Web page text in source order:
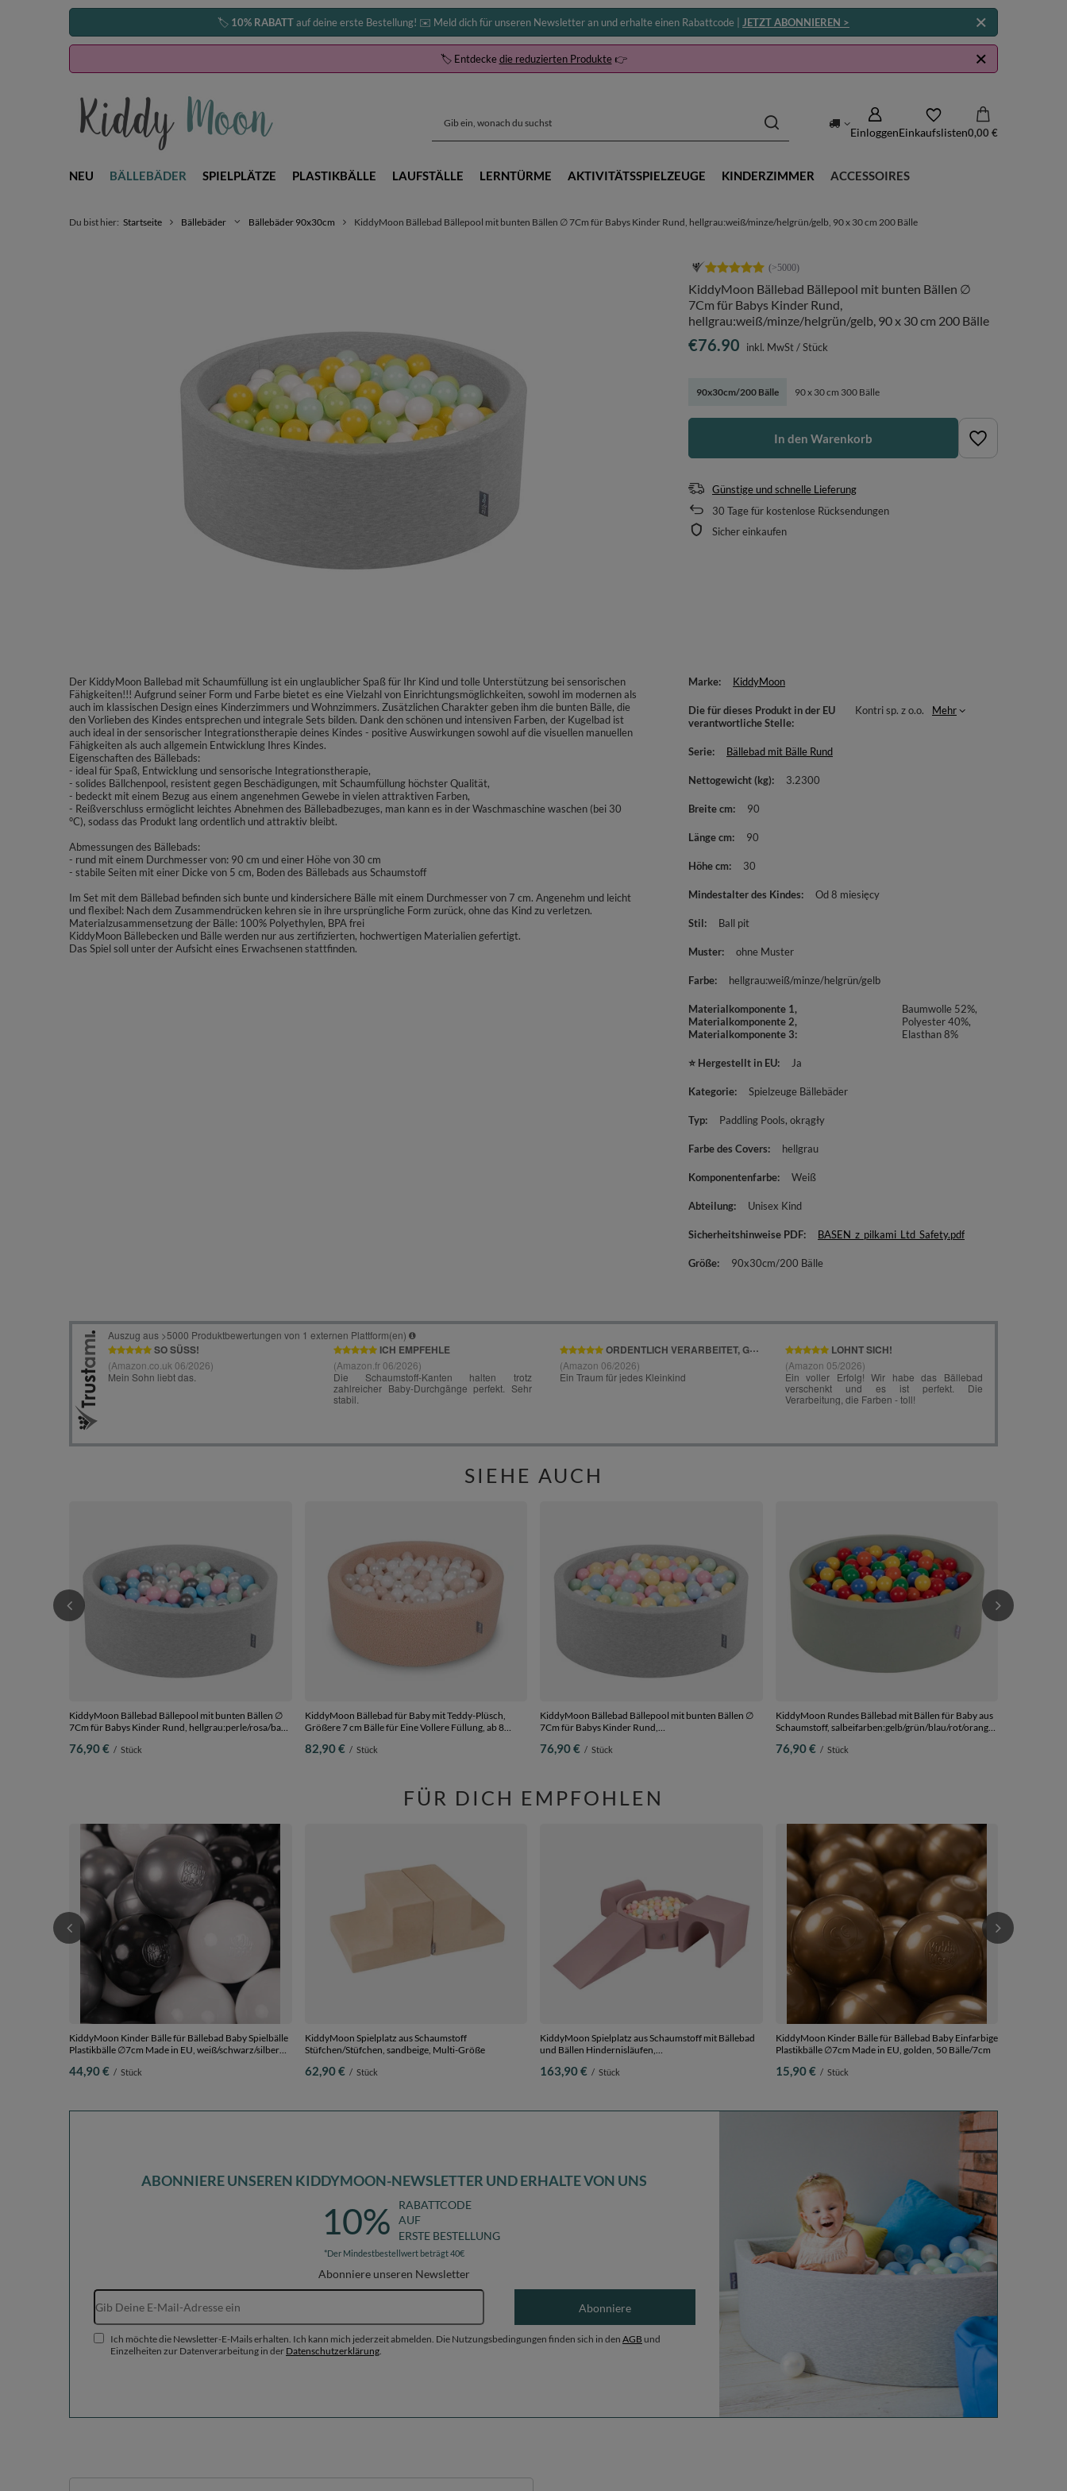
🏷️ 10% RABATTauf deine erste Bestellung! ✉️ Meld dich für unseren Newsletter an und erhalte einen Rabattcode | JETZT ABONNIEREN >
🏷️ Entdeckedie reduzierten Produkte👉
EinloggenEinkaufslisten0,00 €
NEU BÄLLEBÄDER SPIELPLÄTZE PLASTIKBÄLLE LAUFSTÄLLE LERNTÜRME AKTIVITÄTSSPIELZEUGE KINDERZIMMER ACCESSOIRES
Du bist hier: Startseite Bällebäder Bällebäder 90x30cm KiddyMoon Bällebad Bällepool mit bunten Bällen ∅ 7Cm für Babys Kinder Rund, hellgrau:weiß/minze/helgrün/gelb, 90 x 30 cm 200 Bälle
KiddyMoon Bällebad Bällepool mit bunten Bällen ∅
7Cm für Babys Kinder Rund,
hellgrau:weiß/minze/helgrün/gelb, 90 x 30 cm 200 Bälle
90x30cm/200 Bälle 90 x 30 cm 300 Bälle
€76.90 inkl. MwSt/Stück
In den Warenkorb
Günstige und schnelle Lieferung
30 Tage für kostenlose Rücksendungen
Sicher einkaufen
Der KiddyMoon Ballebad mit Schaumfüllung ist ein unglaublicher Spaß für Ihr Kind und tolle Unterstützung bei sensorischen
Fähigkeiten!!! Aufgrund seiner Form und Farbe bietet es eine Vielzahl von Einrichtungsmöglichkeiten, sowohl im modernen als
auch im klassischen Design eines Kinderzimmers und Wohnzimmers. Zusätzlichen Charakter geben ihm die bunten Bälle, die
den Vorlieben des Kindes entsprechen und integrale Sets bilden. Dank den schönen und intensiven Farben, der Kugelbad ist
auch ideal in der sensorischer Integrationstherapie deines Kindes - positive Auswirkungen sowohl auf die visuellen manuellen
Fähigkeiten als auch allgemein Entwicklung Ihres Kindes.
Eigenschaften des Bällebads:
- ideal für Spaß, Entwicklung und sensorische Integrationstherapie,
- solides Bällchenpool, resistent gegen Beschädigungen, mit Schaumfüllung höchster Qualität,
- bedeckt mit einem Bezug aus einem angenehmen Gewebe in vielen attraktiven Farben,
- Reißverschluss ermöglicht leichtes Abnehmen des Bällebadbezuges, man kann es in der Waschmaschine waschen (bei 30
°C), sodass das Produkt lang ordentlich und attraktiv bleibt.
Abmessungen des Bällebads:
- rund mit einem Durchmesser von: 90 cm und einer Höhe von 30 cm
- stabile Seiten mit einer Dicke von 5 cm, Boden des Bällebads aus Schaumstoff
Im Set mit dem Bällebad befinden sich bunte und kindersichere Bälle mit einem Durchmesser von 7 cm. Angenehm und leicht
und flexibel: Nach dem Zusammendrücken kehren sie in ihre ursprüngliche Form zurück, ohne das Kind zu verletzen.
Materialzusammensetzung der Bälle: 100% Polyethylen, BPA frei
KiddyMoon Bällebecken und Bälle werden nur aus zertifizierten, hochwertigen Materialien gefertigt.
Das Spiel soll unter der Aufsicht eines Erwachsenen stattfinden.
Marke KiddyMoon
Die für dieses Produkt in der EU
verantwortliche Stelle
Kontri sp. z o.o. Mehr
Serie Bällebad mit Bälle Rund
Nettogewicht (kg) 3.2300
Breite cm 90
Länge cm 90
Höhe cm 30
Mindestalter des Kindes Od 8 miesięcy
Stil Ball pit
Muster ohne Muster
Farbe hellgrau:weiß/minze/helgrün/gelb
Materialkomponente 1,
Materialkomponente 2,
Materialkomponente 3
Baumwolle 52%,
Polyester 40%,
Elasthan 8%
⭐ Hergestellt in EU Ja
Kategorie Spielzeuge Bällebäder
Typ Paddling Pools okrągły
Farbe des Covers hellgrau
Komponentenfarbe Weiß
Abteilung Unisex Kind
Sicherheitshinweise PDF BASEN_z_pilkami_Ltd_Safety.pdf
Größe 90x30cm/200 Bälle
SIEHE AUCH
KiddyMoon Bällebad Bällepool mit bunten Bällen ∅
7Cm für Babys Kinder Rund, hellgrau:perle/rosa/baby
76,90 € / Stück
KiddyMoon Bällebad für Baby mit Teddy-Plüsch,
Größere 7 cm Bälle für Eine Vollere Füllung, ab 8
Pastellbeige/Weiß/Perle, 90 x 30 cm 200 Bälle
82,90 € / Stück
KiddyMoon Bällebad Bällepool mit bunten Bällen ∅
7Cm für Babys Kinder Rund,
90 x 30 cm 200 Bälle
76,90 € / Stück
KiddyMoon Rundes Bällebad mit Bällen für Baby aus
Schaumstoff, salbeifarben:gelb/grün/blau/rot/orange,
76,90 € / Stück
FÜR DICH EMPFOHLEN
KiddyMoon Kinder Bälle für Bällebad Baby Spielbälle
Plastikbälle ∅7cm Made in EU, weiß/schwarz/silbern,
44,90 € / Stück
KiddyMoon Spielplatz aus Schaumstoff
Stüfchen/Stüfchen, sandbeige, Multi-Größe
62,90 € / Stück
KiddyMoon Spielplatz aus Schaumstoff mit Bällebad
und Bällen Hindernisläufen,
Bällebad (300 Bälle) + Version 2
163,90 € / Stück
KiddyMoon Kinder Bälle für Bällebad Baby Einfarbige
Plastikbälle ∅7cm Made in EU, golden, 50 Bälle/7cm
15,90 € / Stück
ABONNIERE UNSEREN KIDDYMOON-NEWSLETTER UND ERHALTE VON UNS
10%
RABATTCODE
AUF
ERSTE BESTELLUNG
*Der Mindestbestellwert beträgt 40€
Abonniere unseren Newsletter
E-Mail-Adresse
Abonniere
Ich möchte die Newsletter-E-Mails erhalten. Ich kann mich jederzeit abmelden. Die Nutzungsbedingungen finden sich in den AGB und
Einzelheiten zur Datenverarbeitung in der Datenschutzerklärung